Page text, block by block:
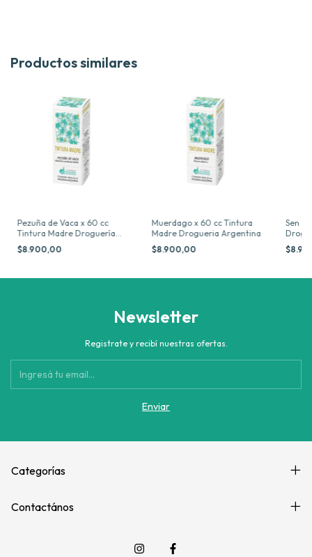
Productos similares
Pezuña de Vaca x 60 cc
Tintura Madre Droguería
Argentina
$8.900,00
Muerdago x 60 cc Tintura
Madre Drogueria Argentina
$8.900,00
Sen x
Newsletter
Registrate y recibí nuestras ofertas.
Categorías
Contactános